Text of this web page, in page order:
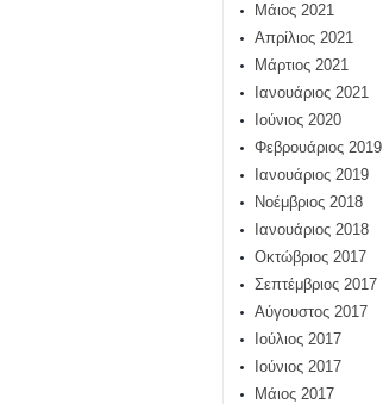
Μάιος 2021
Απρίλιος 2021
Μάρτιος 2021
Ιανουάριος 2021
Ιούνιος 2020
Φεβρουάριος 2019
Ιανουάριος 2019
Νοέμβριος 2018
Ιανουάριος 2018
Οκτώβριος 2017
Σεπτέμβριος 2017
Αύγουστος 2017
Ιούλιος 2017
Ιούνιος 2017
Μάιος 2017